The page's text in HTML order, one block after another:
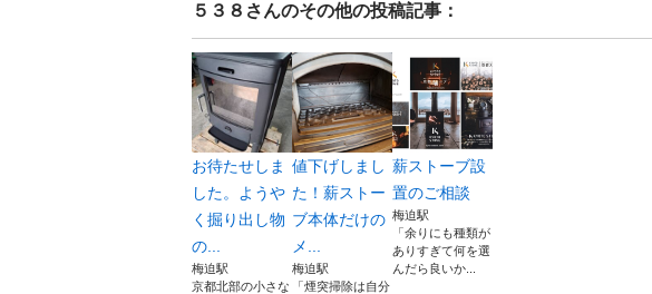
５３８ さんのその他の投稿記事：
お待たせしま
した。ようや
く掘り出し物
の...
梅迫駅
京都北部の小さな
値下げしまし
た！薪ストー
ブ本体だけの
メ...
梅迫駅
「煙突掃除は自分
薪ストーブ設
置のご相談
梅迫駅
「余りにも種類が
ありすぎて何を選
んだら良いか...